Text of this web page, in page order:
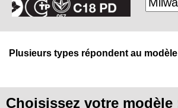
Plusieurs types répondent au
Choisissez votre modèle